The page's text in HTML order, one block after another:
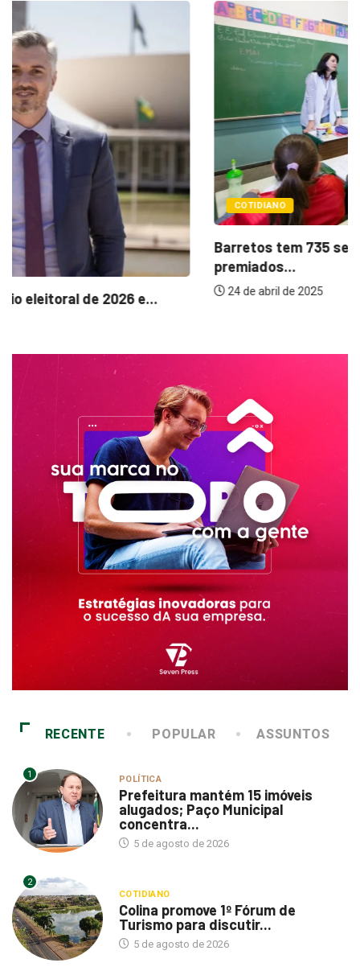
COTIDIANO
Barretos tem 735 servidores da educação
premiados...
24 de abril de 2025
RECENTE POPULAR ASSUNTOS
1 POLÍTICA
Prefeitura mantém 15 imóveis
alugados; Paço Municipal
concentra...
5 de agosto de 2026
2
COTIDIANO
Colina promove 1º Fórum de
Turismo para discutir...
5 de agosto de 2026